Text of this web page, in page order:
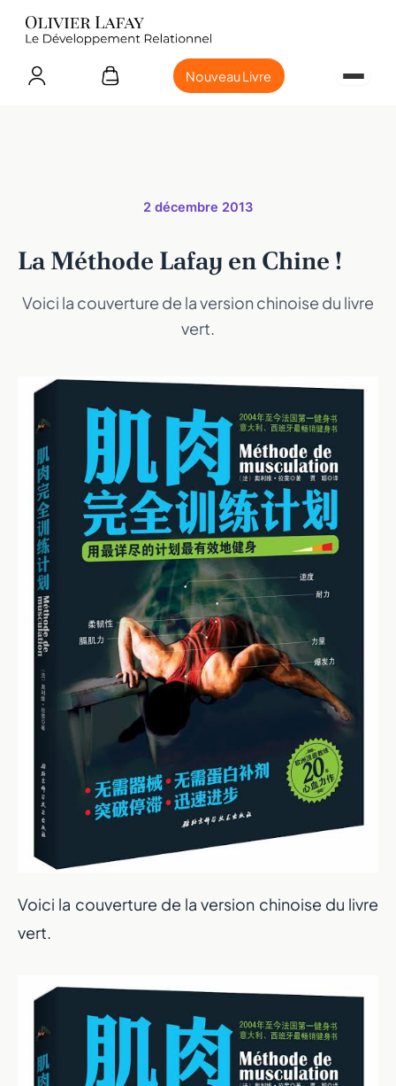
Nouveau Livre
2 décembre 2013
La Méthode Lafay en Chine !
Voici la couverture de la version chinoise du livre
vert.
Voici la couverture de la version chinoise du livre
vert.